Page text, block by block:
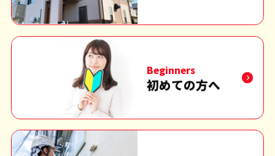
Beginners
初めての方へ